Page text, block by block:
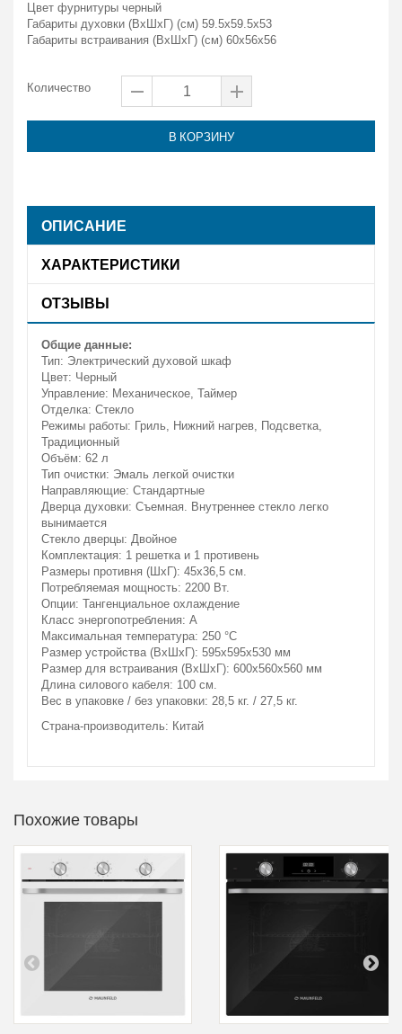
Цвет фурнитуры черный
Габариты духовки (ВxШxГ) (см) 59.5x59.5x53
Габариты встраивания (ВxШxГ) (см) 60x56x56
Количество
В КОРЗИНУ
ОПИСАНИЕ
ХАРАКТЕРИСТИКИ
ОТЗЫВЫ
Общие данные:
Тип: Электрический духовой шкаф
Цвет: Черный
Управление: Механическое, Таймер
Отделка: Стекло
Режимы работы: Гриль, Нижний нагрев, Подсветка,
Традиционный
Объём: 62 л
Тип очистки: Эмаль легкой очистки
Направляющие: Стандартные
Дверца духовки: Съемная. Внутреннее стекло легко
вынимается
Стекло дверцы: Двойное
Комплектация: 1 решетка и 1 противень
Размеры противня (ШхГ): 45х36,5 см.
Потребляемая мощность: 2200 Вт.
Опции: Тангенциальное охлаждение
Класс энергопотребления: А
Максимальная температура: 250 °С
Размер устройства (ВхШхГ): 595х595х530 мм
Размер для встраивания (ВхШхГ): 600х560х560 мм
Длина силового кабеля: 100 см.
Вес в упаковке / без упаковки: 28,5 кг. / 27,5 кг.
Страна-производитель: Китай
Похожие товары